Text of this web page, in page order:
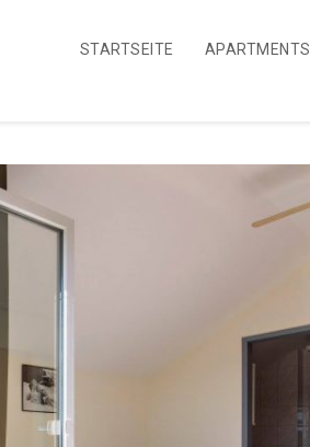
STARTSEITE APARTMENTS